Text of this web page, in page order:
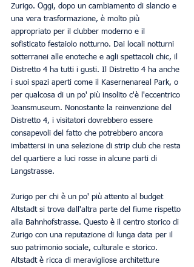
Zurigo. Oggi, dopo un cambiamento di slancio e
una vera trasformazione, è molto più
appropriato per il clubber moderno e il
sofisticato festaiolo notturno. Dai locali notturni
sotterranei alle enoteche e agli spettacoli chic, il
Distretto 4 ha tutti i gusti. Il Distretto 4 ha anche
i suoi spazi aperti come il Kasernenareal Park, o
per qualcosa di un po' più insolito c'è l'eccentrico
Jeansmuseum. Nonostante la reinvenzione del
Distretto 4, i visitatori dovrebbero essere
consapevoli del fatto che potrebbero ancora
imbattersi in una selezione di strip club che resta
del quartiere a luci rosse in alcune parti di
Langstrasse.
Zurigo per chi è un po' più attento al budget
Altstadt si trova dall'altra parte del fiume rispetto
alla Bahnhofstrasse. Questo è il centro storico di
Zurigo con una reputazione di lunga data per il
suo patrimonio sociale, culturale e storico.
Altstadt è ricca di meravigliose architetture